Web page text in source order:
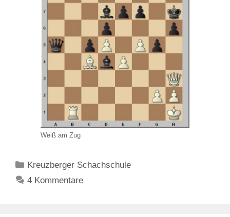
Weiß am Zug
Kategorien
Kreuzberger Schachschule
4 Kommentare